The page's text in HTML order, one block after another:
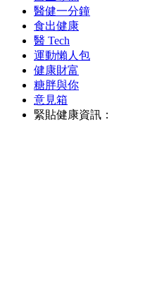
醫健一分鐘
食出健康
醫 Tech
運動懶人包
健康財富
糖胖與你
意見箱
緊貼健康資訊：